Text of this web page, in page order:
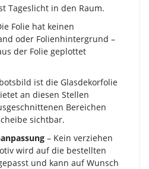
Tageslicht in den Raum.
Folie hat keinen
oder Folienhintergrund –
der Folie geplottet
ist die Glasdekorfolie
an diesen Stellen
Bereichen
sichtbar.
– Kein verziehen
wird auf die bestellten
und kann auf Wunsch